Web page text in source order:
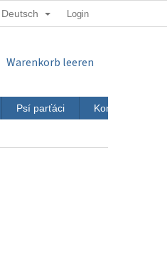
Deutsch Login
WARENKORB
Warenkorb leeren
Psí parťáci Kontakt